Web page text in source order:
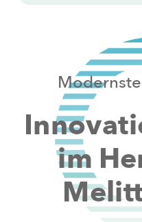
angegebenen
die
Dringende
Überweisung
werden
schneller
sind auch
dringende
Regel
Modernste
im